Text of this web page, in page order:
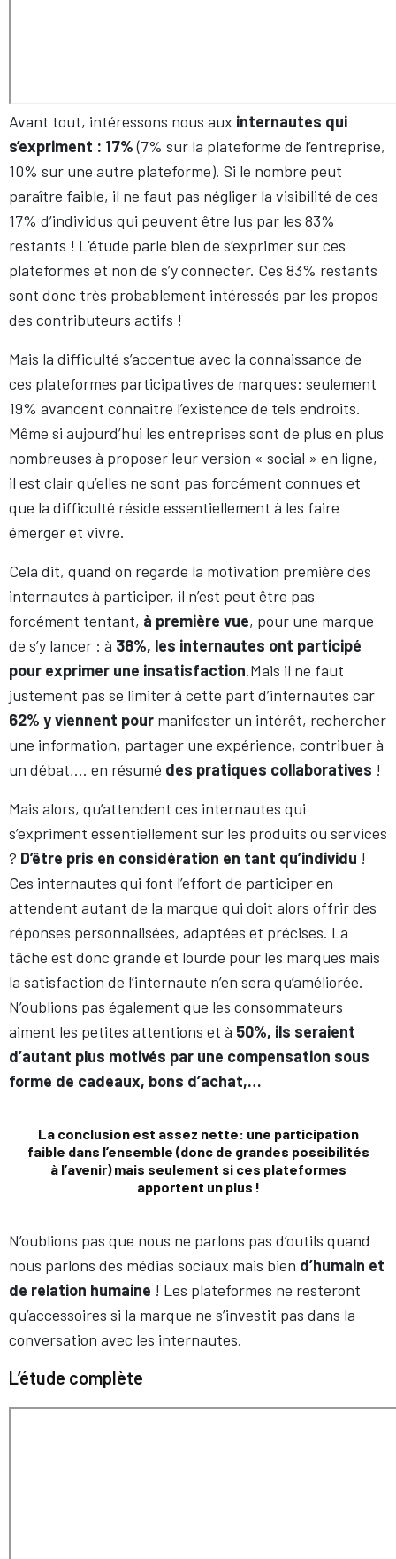
Avant tout, intéressons nous aux internautes qui
s’expriment : 17%(7% sur la plateforme de l’entreprise,
10% sur une autre plateforme). Si le nombre peut
paraître faible, il ne faut pas négliger la visibilité de ces
17% d’individus qui peuvent être lus par les 83%
restants ! L’étude parle bien de s’exprimer sur ces
plateformes et non de s’y connecter. Ces 83% restants
sont donc très probablement intéressés par les propos
des contributeurs actifs !
Mais la difficulté s’accentue avec la connaissance de
ces plateformes participatives de marques: seulement
19% avancent connaitre l’existence de tels endroits.
Même si aujourd’hui les entreprises sont de plus en plus
nombreuses à proposer leur version « social » en ligne,
il est clair qu’elles ne sont pas forcément connues et
que la difficulté réside essentiellement à les faire
émerger et vivre.
Cela dit, quand on regarde la motivation première des
internautes à participer, il n’est peut être pas
forcément tentant, à première vue, pour une marque
de s’y lancer : à 38%, les internautes ont participé
pour exprimer une insatisfaction.Mais il ne faut
justement pas se limiter à cette part d’internautes car
62% y viennent pour manifester un intérêt, rechercher
une information, partager une expérience, contribuer à
un débat,… en résumé des pratiques collaboratives !
Mais alors, qu’attendent ces internautes qui
s’expriment essentiellement sur les produits ou services
? D’être pris en considération en tant qu’individu !
Ces internautes qui font l’effort de participer en
attendent autant de la marque qui doit alors offrir des
réponses personnalisées, adaptées et précises. La
tâche est donc grande et lourde pour les marques mais
la satisfaction de l’internaute n’en sera qu’améliorée.
N’oublions pas également que les consommateurs
aiment les petites attentions et à 50%, ils seraient
d’autant plus motivés par une compensation sous
forme de cadeaux, bons d’achat,…
La conclusion est assez nette: une participation
faible dans l’ensemble (donc de grandes possibilités
à l’avenir) mais seulement si ces plateformes
apportent un plus !
N’oublions pas que nous ne parlons pas d’outils quand
nous parlons des médias sociaux mais bien d’humain et
de relation humaine ! Les plateformes ne resteront
qu’accessoires si la marque ne s’investit pas dans la
conversation avec les internautes.
L’étude complète